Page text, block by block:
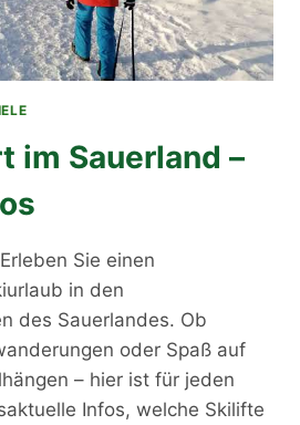
im Sauerland –
Sie einen
in den
des Sauerlandes. Ob
oder Spaß auf
– hier ist für jeden
Infos, welche Skilifte